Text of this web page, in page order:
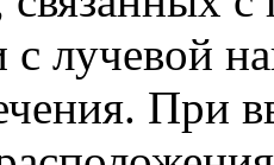
с лучевой
При